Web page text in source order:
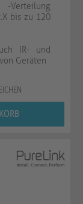
-Verteilung
bis zu 120
IR- und
Geräten